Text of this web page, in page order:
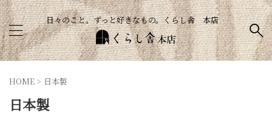
日々のこと。ずっと好きなもの。くらし舎 本店
HOME > 日本製
日本製